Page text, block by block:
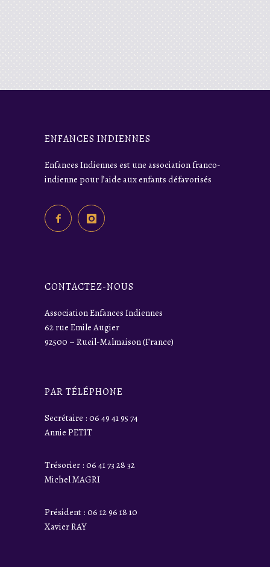
ENFANCES INDIENNES
Enfances Indiennes est une association franco-
indienne pour l’aide aux enfants défavorisés
CONTACTEZ-NOUS
Association Enfances Indiennes
62 rue Emile Augier
92500 – Rueil-Malmaison (France)
PAR TÉLÉPHONE
Secrétaire : 06 49 41 95 74
Annie PETIT
Trésorier : 06 41 73 28 32
Michel MAGRI
Président : 06 12 96 18 10
Xavier RAY